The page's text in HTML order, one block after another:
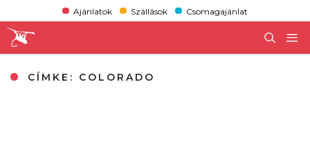
Ajánlatok Szállások Csomagajánlat
CÍMKE: COLORADO